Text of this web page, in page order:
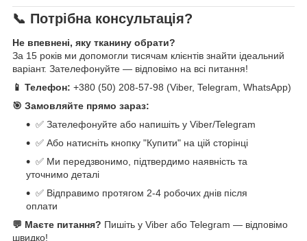
📞 Потрібна консультація?
Не впевнені, яку тканину обрати?
За 15 років ми допомогли тисячам клієнтів знайти ідеальний
варіант. Зателефонуйте — відповімо на всі питання!
📱 Телефон: +380 (50) 208-57-98 (Viber, Telegram, WhatsApp)
🎯 Замовляйте прямо зараз:
✅ Зателефонуйте або напишіть у Viber/Telegram
✅ Або натисніть кнопку "Купити" на цій сторінці
✅ Ми передзвонимо, підтвердимо наявність та
уточнимо деталі
✅ Відправимо протягом 2-4 робочих днів після
оплати
💬 Маєте питання? Пишіть у Viber або Telegram — відповімо
швидко!